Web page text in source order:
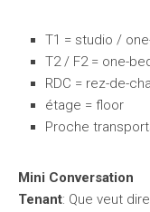
T1 = studio /
T2 / F2 = one-
RDC = rez-de-
étage = floor
Proche
Mini Conversation
Tenant: Que veut